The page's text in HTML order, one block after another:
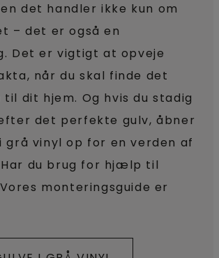
det handler ikke kun om
– det er også en
Det er vigtigt at opveje
når du skal finde det
dit hjem. Og hvis du stadig
det perfekte gulv, åbner
grå vinyl op for en verden af
du brug for hjælp til
monteringsguide er